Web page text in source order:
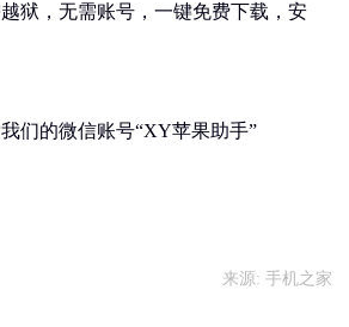
狱，无需账号，一键免费下载，安
们的微信账号“XY苹果助手”
来源: 手机之家